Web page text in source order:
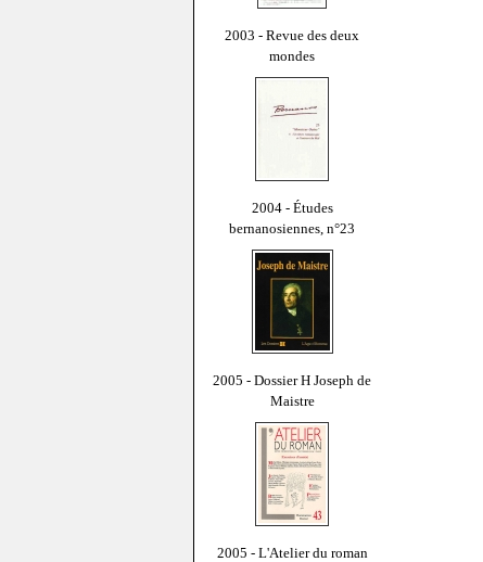
2003 - Revue des deux
mondes
2004 - Études
bernanosiennes, n°23
2005 - Dossier H Joseph de
Maistre
2005 - L'Atelier du roman